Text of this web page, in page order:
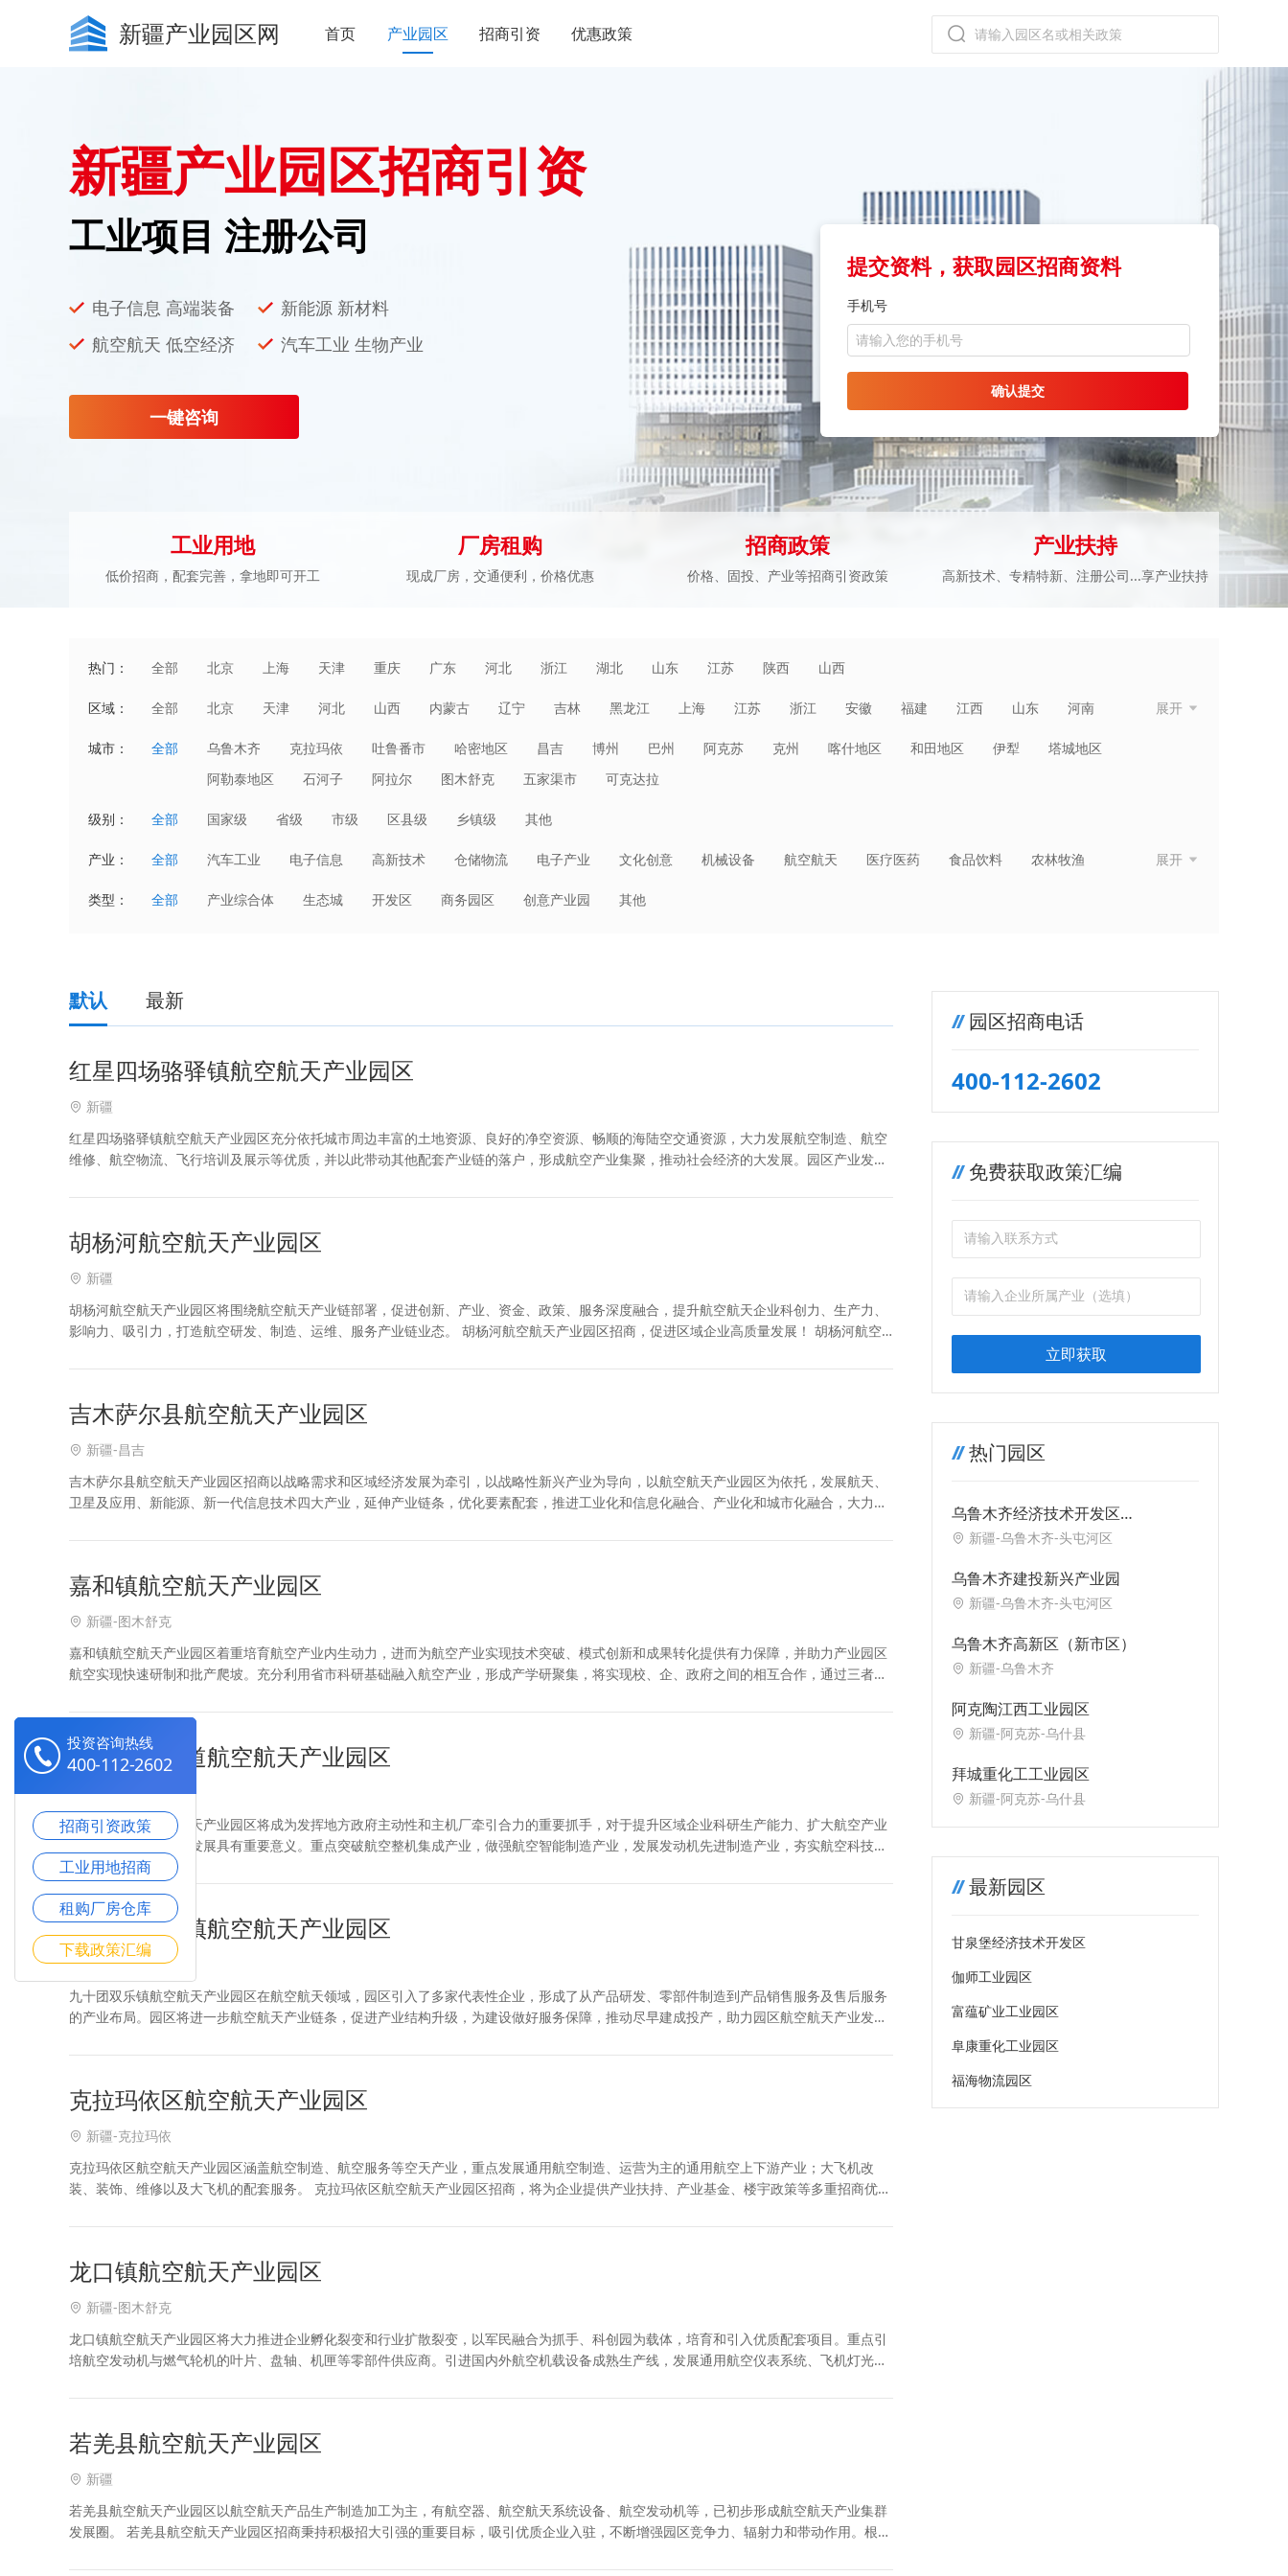
新疆产业园区网 首页 产业园区 招商引资 优惠政策
新疆产业园区招商引资
工业项目 注册公司
电子信息 高端装备
新能源 新材料
航空航天 低空经济
汽车工业 生物产业
一键咨询
提交资料，获取园区招商资料
手机号
确认提交
工业用地
低价招商，配套完善，拿地即可开工
厂房租购
现成厂房，交通便利，价格优惠
招商政策
价格、固投、产业等招商引资政策
产业扶持
高新技术、专精特新、注册公司...享产业扶持
热门： 全部 北京 上海 天津 重庆 广东 河北 浙江 湖北 山东 江苏 陕西 山西
区域： 全部 北京 天津 河北 山西 内蒙古 辽宁 吉林 黑龙江 上海 江苏 浙江 安徽 福建 江西 山东
河南
湖北
广东 广西 重庆 四川 贵州 云南 西藏 陕西 甘肃 青海 宁夏 新疆 台湾
香港
澳门
展开
城市： 全部 乌鲁木齐 克拉玛依 吐鲁番市 哈密地区 昌吉 博州 巴州 阿克苏 克州 喀什地区 和田地区 伊犁
塔城地区
阿勒泰地区
石河子 阿拉尔 图木舒克 五家渠市 可克达拉
级别： 全部 国家级 省级 市级 区县级 乡镇级 其他
产业： 全部 汽车工业 电子信息 高新技术 仓储物流 电子产业 文化创意 机械设备 航空航天 医疗医药 食品饮料
农林牧渔
国防科技产业
能源电力 化工日化 环保节能 建材冶金
展开
类型： 全部 产业综合体 生态城 开发区 商务园区 创意产业园 其他
默认 最新
红星四场骆驿镇航空航天产业园区
新疆
红星四场骆驿镇航空航天产业园区充分依托城市周边丰富的土地资源、良好的净空资源、畅顺的海陆空交通资源，大力发展航空制造、航空
维修、航空物流、飞行培训及展示等优质，并以此带动其他配套产业链的落户，形成航空产业集聚，推动社会经济的大发展。园区产业发展
胡杨河航空航天产业园区
新疆
胡杨河航空航天产业园区将围绕航空航天产业链部署，促进创新、产业、资金、政策、服务深度融合，提升航空航天企业科创力、生产力、
影响力、吸引力，打造航空研发、制造、运维、服务产业链业态。 胡杨河航空航天产业园区招商，促进区域企业高质量发展！ 胡杨河航空
吉木萨尔县航空航天产业园区
新疆-昌吉
吉木萨尔县航空航天产业园区招商以战略需求和区域经济发展为牵引，以战略性新兴产业为导向，以航空航天产业园区为依托，发展航天、
卫星及应用、新能源、新一代信息技术四大产业，延伸产业链条，优化要素配套，推进工业化和信息化融合、产业化和城市化融合，大力提
嘉和镇航空航天产业园区
新疆-图木舒克
嘉和镇航空航天产业园区着重培育航空产业内生动力，进而为航空产业实现技术突破、模式创新和成果转化提供有力保障，并助力产业园区
航空实现快速研制和批产爬坡。充分利用省市科研基础融入航空产业，形成产学研聚集，将实现校、企、政府之间的相互合作，通过三者之
金银川路街道航空航天产业园区
新疆-阿拉尔
金银川路街道航空航天产业园区将成为发挥地方政府主动性和主机厂牵引合力的重要抓手，对于提升区域企业科研生产能力、扩大航空产业
集群、促进区域经济发展具有重要意义。重点突破航空整机集成产业，做强航空智能制造产业，发展发动机先进制造产业，夯实航空科技创
新服务业，推动飞机再制造业务专业化发展，未来培育航空货运
九十团双乐镇航空航天产业园区
新疆
九十团双乐镇航空航天产业园区在航空航天领域，园区引入了多家代表性企业，形成了从产品研发、零部件制造到产品销售服务及售后服务
的产业布局。园区将进一步航空航天产业链条，促进产业结构升级，为建设做好服务保障，推动尽早建成投产，助力园区航空航天产业发
克拉玛依区航空航天产业园区
新疆-克拉玛依
克拉玛依区航空航天产业园区涵盖航空制造、航空服务等空天产业，重点发展通用航空制造、运营为主的通用航空上下游产业；大飞机改
装、装饰、维修以及大飞机的配套服务。 克拉玛依区航空航天产业园区招商，将为企业提供产业扶持、产业基金、楼宇政策等多重招商优
龙口镇航空航天产业园区
新疆-图木舒克
龙口镇航空航天产业园区将大力推进企业孵化裂变和行业扩散裂变，以军民融合为抓手、科创园为载体，培育和引入优质配套项目。重点引
培航空发动机与燃气轮机的叶片、盘轴、机匣等零部件供应商。引进国内外航空机载设备成熟生产线，发展通用航空仪表系统、飞机灯光与
若羌县航空航天产业园区
新疆
若羌县航空航天产业园区以航空航天产品生产制造加工为主，有航空器、航空航天系统设备、航空发动机等，已初步形成航空航天产业集群
发展圈。 若羌县航空航天产业园区招商秉持积极招大引强的重要目标，吸引优质企业入驻，不断增强园区竞争力、辐射力和带动作用。根据
园区招商电话
400-112-2602
免费获取政策汇编
立即获取
热门园区
‌乌鲁木齐经济技术开发区
（头屯河区）
新疆-乌鲁木齐-头屯河区
乌鲁木齐建投新兴产业园
新疆-乌鲁木齐-头屯河区
乌鲁木齐高新区（新市区）
新疆-乌鲁木齐
阿克陶江西工业园区
新疆-阿克苏-乌什县
拜城重化工工业园区
新疆-阿克苏-乌什县
最新园区
甘泉堡经济技术开发区
伽师工业园区
富蕴矿业工业园区
阜康重化工业园区
福海物流园区
投资咨询热线
400-112-2602
招商引资政策
工业用地招商
租购厂房仓库
下载政策汇编